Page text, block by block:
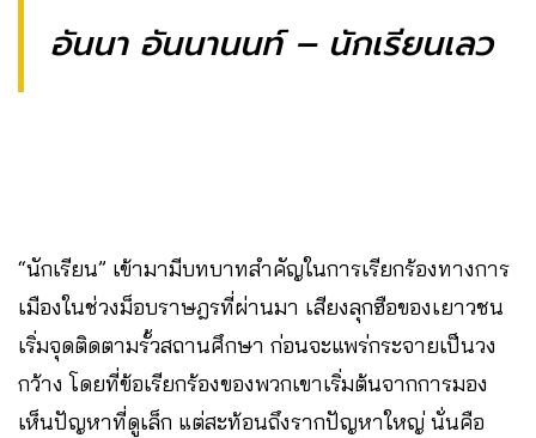
อันนา อันนานนท์ – นักเรียนเลว
“นักเรียน” เข้ามามีบทบาทสำคัญในการเรียกร้องทางการ
เมืองในช่วงม็อบราษฎรที่ผ่านมา เสียงลุกฮือของเยาวชน
เริ่มจุดติดตามรั้วสถานศึกษา ก่อนจะแพร่กระจายเป็นวง
กว้าง โดยที่ข้อเรียกร้องของพวกเขาเริ่มต้นจากการมอง
เห็นปัญหาที่ดูเล็ก แต่สะท้อนถึงรากปัญหาใหญ่ นั่นคือ